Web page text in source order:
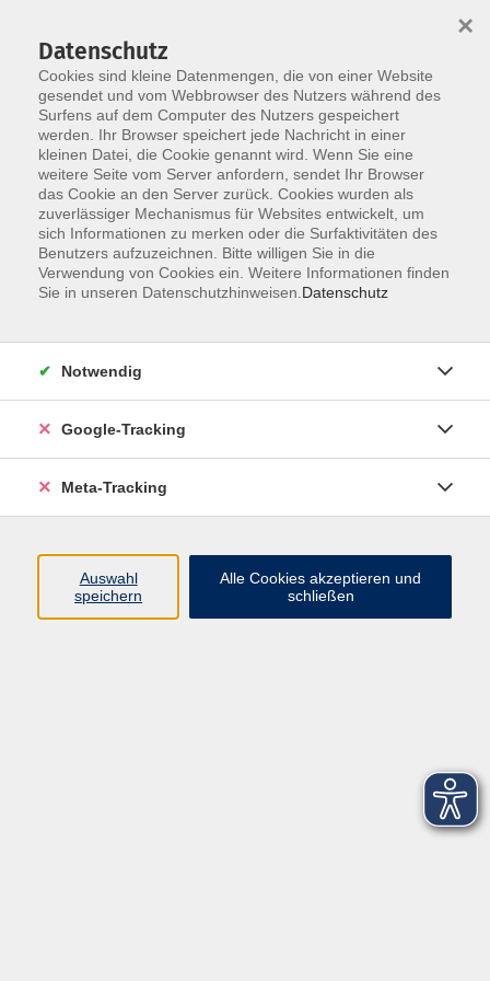
Skip to main content
Der Kurs konnte nicht gefunden werden.
Über uns
Datenschutz
Cookies sind kleine Datenmengen, die von einer Website
gesendet und vom Webbrowser des Nutzers während des
Surfens auf dem Computer des Nutzers gespeichert
werden. Ihr Browser speichert jede Nachricht in einer
kleinen Datei, die Cookie genannt wird. Wenn Sie eine
weitere Seite vom Server anfordern, sendet Ihr Browser
das Cookie an den Server zurück. Cookies wurden als
zuverlässiger Mechanismus für Websites entwickelt, um
sich Informationen zu merken oder die Surfaktivitäten des
Benutzers aufzuzeichnen. Bitte willigen Sie in die
Verwendung von Cookies ein. Weitere Informationen finden
Sie in unseren Datenschutzhinweisen. Datenschutz
×
Notwendig
Google-Tracking
Meta-Tracking
Auswahl
speichern
Alle Cookies akzeptieren und
schließen